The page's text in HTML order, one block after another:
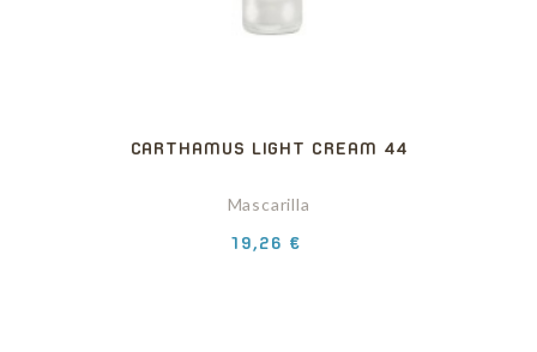
CARTHAMUS LIGHT CREAM 44
Mascarilla
Precio
19,26 €